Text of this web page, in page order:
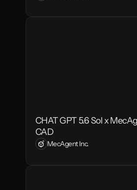
CHAT GPT 5.6 Sol x
CAD
MecAgent Inc.